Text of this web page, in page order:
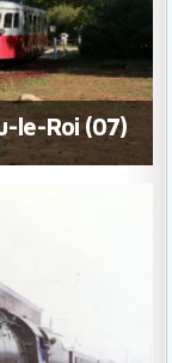
le-Roi (07)